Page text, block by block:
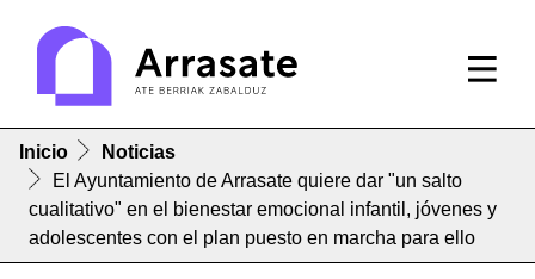
Inicio
Noticias
El Ayuntamiento de Arrasate quiere dar "un salto
cualitativo" en el bienestar emocional infantil, jóvenes y
adolescentes con el plan puesto en marcha para ello